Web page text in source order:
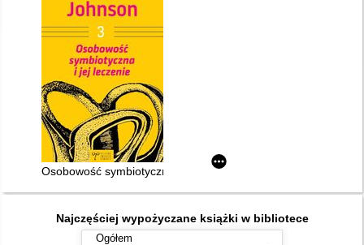
Osobowość symbiotyczna i jej leczenie
Najczęściej wypożyczane książki w bibliotece
Ogółem